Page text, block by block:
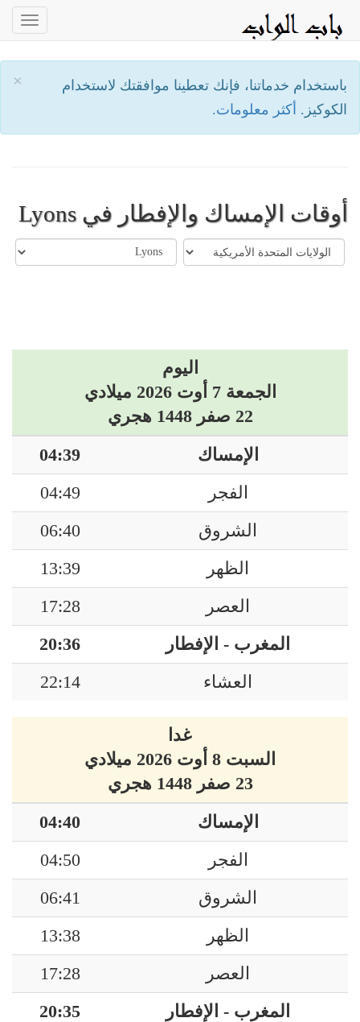
×
باستخدام خدماتنا، فإنك تعطينا موافقتك لاستخدام
الكوكيز. أكثر معلومات.
أوقات الإمساك والإفطار في Lyons
اليوم
الجمعة 7 أوت 2026 ميلادي
22 صفر 1448 هجري
الإمساك
04:39
الفجر
04:49
الشروق
06:40
الظهر
13:39
العصر
17:28
المغرب - الإفطار
20:36
العشاء
22:14
غدا
السبت 8 أوت 2026 ميلادي
23 صفر 1448 هجري
الإمساك
04:40
الفجر
04:50
الشروق
06:41
الظهر
13:38
العصر
17:28
المغرب - الإفطار
20:35